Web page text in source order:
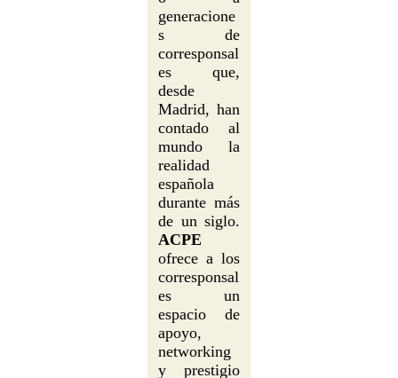
generacione
s de
corresponsal
es que,
desde
Madrid, han
contado al
mundo la
realidad
española
durante más
de un siglo.
ACPE
ofrece a los
corresponsal
es un
espacio de
apoyo,
networking
y prestigio